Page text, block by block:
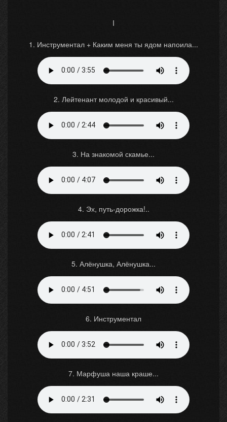
I
1. Инструментал + Каким меня ты ядом напоила...
2. Лейтенант молодой и красивый...
3. На знакомой скамье...
4. Эх, путь-дорожка!..
5. Алёнушка, Алёнушка...
6. Инструментал
7. Марфуша наша краше...